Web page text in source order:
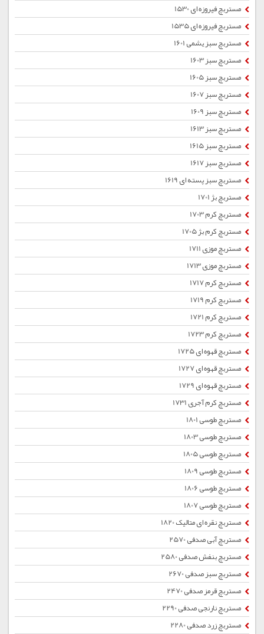
مستربچ فیروزه ای 1530
مستربچ فیروزه ای 1535
مستربچ سبز یشمی 1601
مستربچ سبز 1603
مستربچ سبز 1605
مستربچ سبز 1607
مستربچ سبز 1609
مستربچ سبز 1613
مستربچ سبز 1615
مستربچ سبز 1617
مستربچ سبز پسته ای 1619
مستربچ بژ 1701
مستربچ کرم 1703
مستربچ کرم بژ 1705
مستربچ موزی 1711
مستربچ موزی 1713
مستربچ کرم 1717
مستربچ کرم 1719
مستربچ کرم 1721
مستربچ کرم 1723
مستربچ قهوه ای 1725
مستربچ قهوه ای 1727
مستربچ قهوه ای 1729
مستربچ کرم آجری 1731
مستربچ طوسی 1801
مستربچ طوسی 1803
مستربچ طوسی 1805
مستربچ طوسی 1809
مستربچ طوسی 1806
مستربچ طوسی 1807
مستربچ نقره ای متالیک 1820
مستربچ آبی صدفی 2570
مستربچ بنفش صدفی 2580
مستربچ سبز صدفی 2670
مستربچ قرمز صدفی 2470
مستربچ نارنجی صدفی 2290
مستربچ زرد صدفی 2280